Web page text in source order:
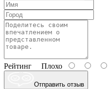
Рейтинг Плохо
Отправить отзыв